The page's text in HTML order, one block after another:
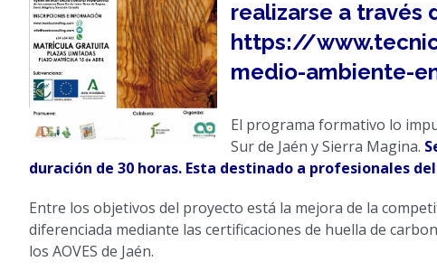
realizarse a través
https://
medio-ambiente-
El programa formativo lo
Sur de Jaén y Sierra Magina.
duración de 30 horas. Esta destinado a profesionales
Entre los objetivos del proyecto está la mejora de la
diferenciada mediante las certificaciones de huella de
los AOVES de Jaén.